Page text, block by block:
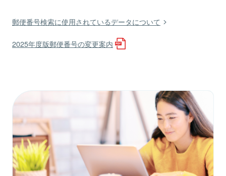
郵便番号検索に使用されているデータについて
2025年度版郵便番号の変更案内